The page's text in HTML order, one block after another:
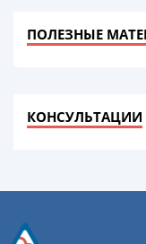
ПОЛЕЗНЫЕ
КОНСУЛЬТАЦИИ